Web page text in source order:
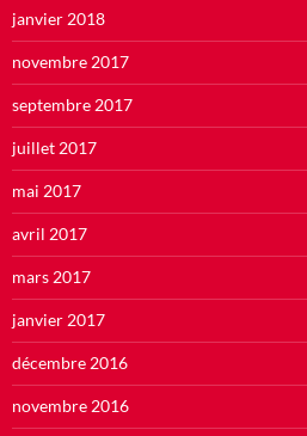
janvier 2018
novembre 2017
septembre 2017
juillet 2017
mai 2017
avril 2017
mars 2017
janvier 2017
décembre 2016
novembre 2016